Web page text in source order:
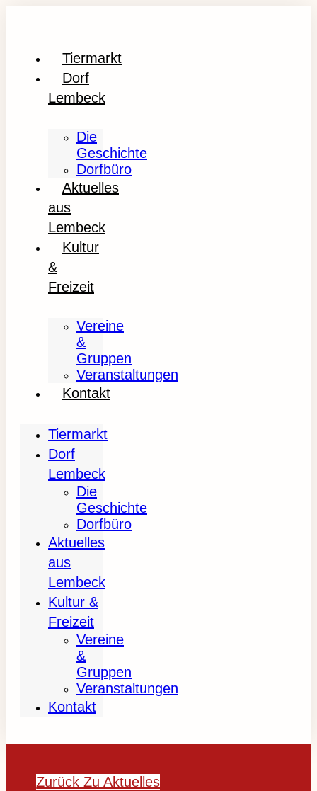
Tiermarkt
Dorf
Lembeck
Die
Geschichte
Dorfbüro
Aktuelles
aus
Lembeck
Kultur
&
Freizeit
Vereine
&
Gruppen
Veranstaltungen
Kontakt
Tiermarkt
Dorf
Lembeck
Die
Geschichte
Dorfbüro
Aktuelles
aus
Lembeck
Kultur &
Freizeit
Vereine
&
Gruppen
Veranstaltungen
Kontakt
Zurück Zu Aktuelles